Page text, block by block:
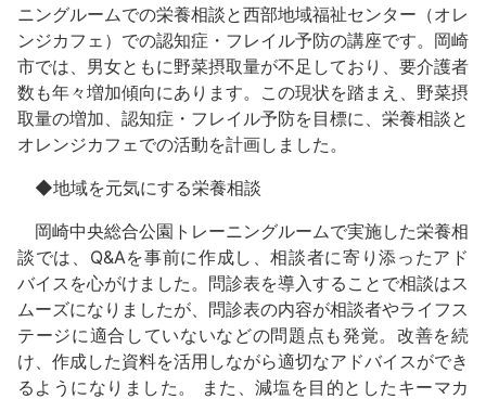
ニングルームでの栄養相談と西部地域福祉センター（オレ
ンジカフェ）での認知症・フレイル予防の講座です。岡崎
市では、男女ともに野菜摂取量が不足しており、要介護者
数も年々増加傾向にあります。この現状を踏まえ、野菜摂
取量の増加、認知症・フレイル予防を目標に、栄養相談と
オレンジカフェでの活動を計画しました。
◆地域を元気にする栄養相談
岡崎中央総合公園トレーニングルームで実施した栄養相
談では、Q&Aを事前に作成し、相談者に寄り添ったアド
バイスを心がけました。問診表を導入することで相談はス
ムーズになりましたが、問診表の内容が相談者やライフス
テージに適合していないなどの問題点も発覚。改善を続
け、作成した資料を活用しながら適切なアドバイスができ
るようになりました。 また、減塩を目的としたキーマカ